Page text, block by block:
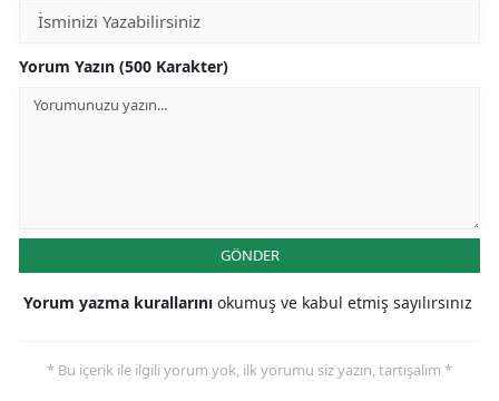
Yorum Yazın (500 Karakter)
GÖNDER
Yorum yazma kurallarını okumuş ve kabul etmiş sayılırsınız
* Bu içerik ile ilgili yorum yok, ilk yorumu siz yazın, tartışalım *